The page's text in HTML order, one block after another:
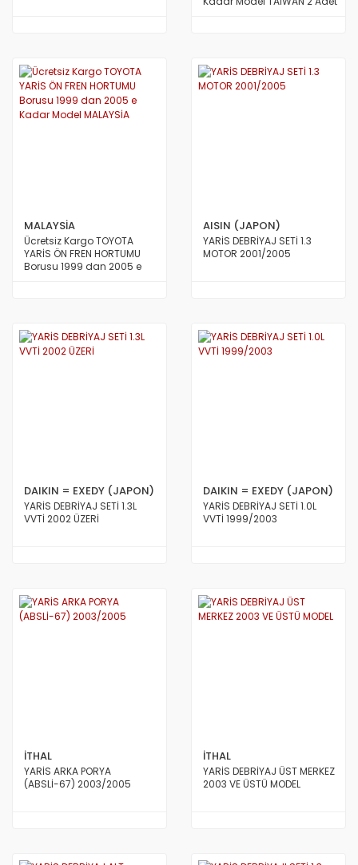
MALAYSİA
Ücretsiz Kargo TOYOTA
YARİS ÖN FREN HORTUMU
Borusu 1999 dan 2005 e
AISIN (JAPON)
YARİS DEBRİYAJ SETİ 1.3
MOTOR 2001/2005
DAIKIN = EXEDY (JAPON)
YARİS DEBRİYAJ SETİ 1.3L
VVTİ 2002 ÜZERİ
DAIKIN = EXEDY (JAPON)
YARİS DEBRİYAJ SETİ 1.0L
VVTİ 1999/2003
İTHAL
YARİS ARKA PORYA
(ABSLİ-67) 2003/2005
İTHAL
YARİS DEBRİYAJ ÜST MERKEZ
2003 VE ÜSTÜ MODEL